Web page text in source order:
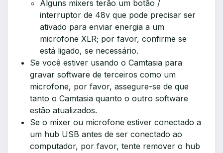
Alguns mixers terão um botão /
interruptor de 48v que pode precisar ser
ativado para enviar energia a um
microfone XLR; por favor, confirme se
está ligado, se necessário.
Se você estiver usando o Camtasia para
gravar software de terceiros como um
microfone, por favor, assegure-se de que
tanto o Camtasia quanto o outro software
estão atualizados.
Se o mixer ou microfone estiver conectado a
um hub USB antes de ser conectado ao
computador, por favor, tente remover o hub